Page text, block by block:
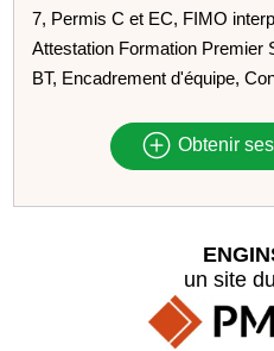
7, Permis C et EC, FIMO
Attestation Formation Premier
BT, Encadrement d'équipe,
Obtenir
un site